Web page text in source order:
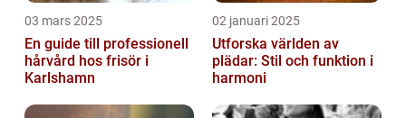
03 mars 2025
En guide till professionell
hårvård hos frisör i
Karlshamn
02 januari 2025
Utforska världen av
plädar: Stil och funktion i
harmoni